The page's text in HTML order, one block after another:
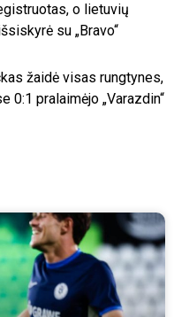
o lietuvių
su „Bravo“
žaidė visas rungtynes,
0:1 pralaimėjo „Varazdin“